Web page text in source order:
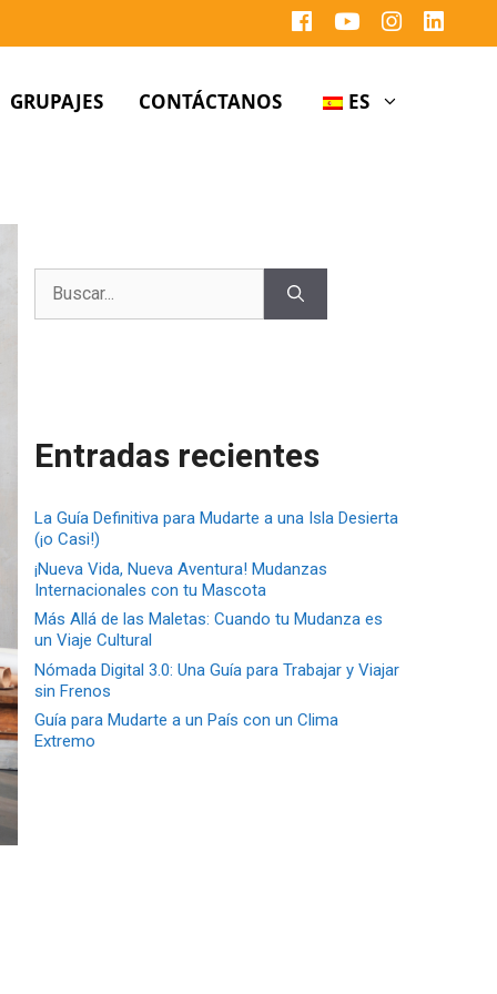
GRUPAJES CONTÁCTANOS ES
Entradas recientes
La Guía Definitiva para Mudarte a una Isla Desierta
(¡o Casi!)
¡Nueva Vida, Nueva Aventura! Mudanzas
Internacionales con tu Mascota
Más Allá de las Maletas: Cuando tu Mudanza es
un Viaje Cultural
Nómada Digital 3.0: Una Guía para Trabajar y Viajar
sin Frenos
Guía para Mudarte a un País con un Clima
Extremo